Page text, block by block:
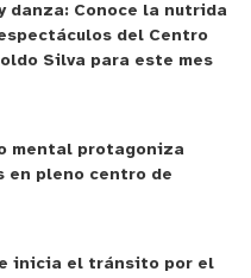
danza: Conoce la nutrida
del Centro
Silva para este mes
mental protagoniza
en pleno centro de
inicia el tránsito por el